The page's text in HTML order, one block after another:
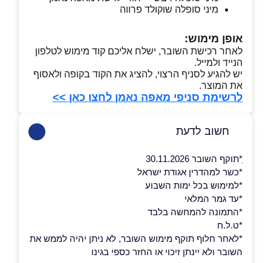
מיני סופלה שוקולד פרווה
אופן מימוש:
לאחר רכישת השובר, ישלח אליכם קוד מימוש לטלפון
הנייד ולמייל.
יש להגיע לסניף הרצוי, להציג את הקוד בקופה ולאסוף
את המוצר.
לרשימת סניפי מאפה נאמן לחצו כאן >>
חשוב לדעת
ָ*תוקף השובר 30.11.2026
*כשר למהדרין אגודת ישראל
*למימוש בכל ימות השבוע
*עד גמר המלאי
*התמונה להמחשה בלבד
*ט.ל.ח
*לאחר חלוף תוקף מימוש השובר, לא ניתן יהיה לממש את
השובר ולא יינתן זיכוי או החזר כספי בגינו